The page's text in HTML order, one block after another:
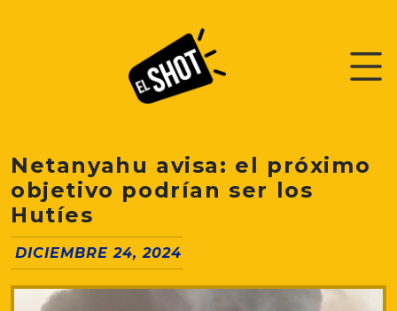
Netanyahu avisa: el próximo
objetivo podrían ser los
Hutíes
DICIEMBRE 24, 2024